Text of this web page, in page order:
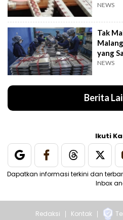
NEWS
Tak
yang
NEWS
Berita
Ikuti
Dapatkan informasi terkini dan
Inbox
Redaksi Kontak